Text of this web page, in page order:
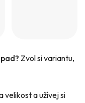
Zvol si variantu,
velikost a užívej si